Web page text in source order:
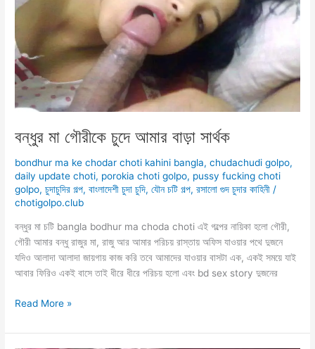
বন্ধুর মা গৌরীকে চুদে আমার বাড়া সার্থক
bondhur ma ke chodar choti kahini bangla,chudachudi golpo,
daily update choti, porokia choti golpo, pussy fucking choti
golpo,চুদাচুদির গল্প,বাংলাদেশী চুদা চুদি,যৌন চটি গল্প,রসালো গুদ চুদার কাহিনী /
chotigolpo.club
বন্ধুর মা চটি bangla bodhur ma choda choti এই গল্পের নায়িকা হলো গৌরী,
গৌরী আমার বন্ধু রাজুর মা, রাজু আর আমার পরিচয় রাস্তায় অফিস যাওয়ার পথে দুজনে
যদিও আলাদা আলাদা জায়গায় কাজ করি তবে আমাদের যাওয়ার বাসটা এক, এক‌ই সময়ে যাই
আবার ফিরিও এক‌ই বাসে তাই ধীরে ধীরে পরিচয় হলো এবং bd sex story দুজনের
বন্ধুর
গৌরীকে
Read More »